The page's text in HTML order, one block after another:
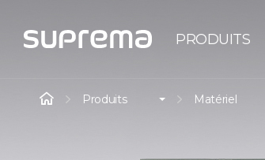
PRODUITS
Produits Matériel